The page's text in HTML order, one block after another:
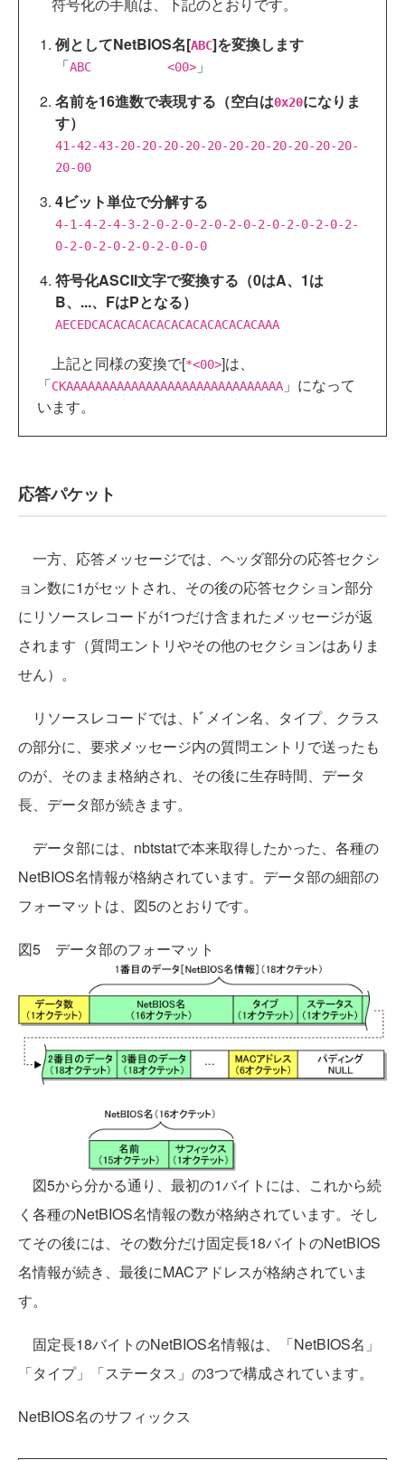
例としてNetBIOS名[ABC]を変換します
「ABC <00> 」
名前を16進数で表現する（空白は0x20になりま
す）
41-42-43-20-20-20-20-20-20-20-20-20-20-20-
20-00
4ビット単位で分解する
4-1-4-2-4-3-2-0-2-0-2-0-2-0-2-0-2-0-2-0-2-
0-2-0-2-0-2-0-2-0-0-0
符号化ASCII文字で変換する（0はA、1は
B、...、FはPとなる）
AECEDCACACACACACACACACACACACAAA
上記と同様の変換で[*<00>]は、
「CKAAAAAAAAAAAAAAAAAAAAAAAAAAAAAA 」になって
います。
応答パケット
一方、応答メッセージでは、ヘッダ部分の応答セクシ
ョン数に1がセットされ、その後の応答セクション部分
にリソースレコードが1つだけ含まれたメッセージが返
されます（質問エントリやその他のセクションはありま
せん）。
リソースレコードでは、ﾄﾞメイン名、タイプ、クラス
の部分に、要求メッセージ内の質問エントリで送ったも
のが、そのまま格納され、その後に生存時間、データ
長、データ部が続きます。
データ部には、nbtstatで本来取得したかった、各種の
NetBIOS名情報が格納されています。データ部の細部の
フォーマットは、図5のとおりです。
図5 データ部のフォーマット
図5から分かる通り、最初の1バイトには、これから続
く各種のNetBIOS名情報の数が格納されています。そし
てその後には、その数分だけ固定長18バイトのNetBIOS
名情報が続き、最後にMACアドレスが格納されていま
す。
固定長18バイトのNetBIOS名情報は、「NetBIOS名」
「タイプ」「ステータス」の3つで構成されています。
NetBIOS名のサフィックス